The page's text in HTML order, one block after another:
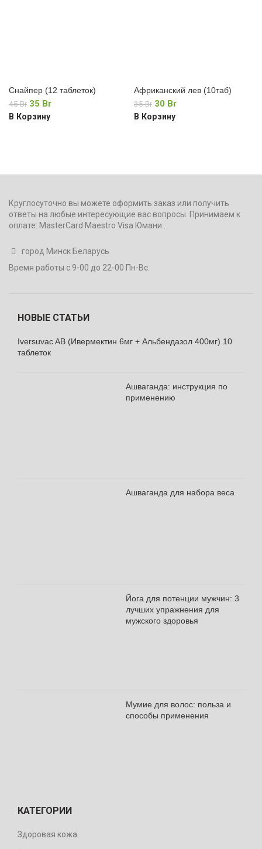
Снайпер (12 таблеток)
45Br Первоначальная
цена
35 BrТекущая
В Корзину
Африканский лев (10таб)
35Br Первоначальная
цена
30 BrТекущая
В Корзину
Круглосуточно вы можете оформить заказ или получить
ответы на любые интересующие вас вопросы. Принимаем к
оплате: MasterCard Maestro Visa Юмани .
город Минск Беларусь
Время работы с 9-00 до 22-00 Пн-Вс.
НОВЫЕ СТАТЬИ
Iversuvac AB (Ивермектин 6мг + Альбендазол 400мг) 10
таблеток
Ашваганда: инструкция по
применению
Ашваганда для набора веса
Йога для потенции мужчин: 3
лучших упражнения для
мужского здоровья
Мумие для волос: польза и
способы применения
КАТЕГОРИИ
Здоровая кожа